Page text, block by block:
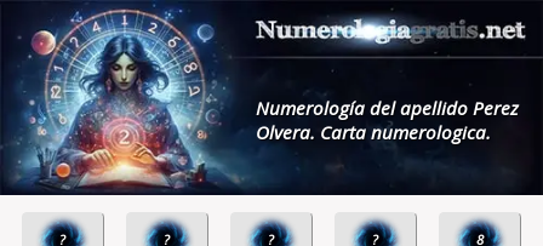
Numerología del apellido Perez
Olvera. Carta numerologica.
? ? ? ? 8